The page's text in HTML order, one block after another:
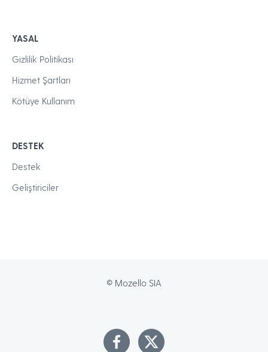
YASAL
Gizlilik Politikası
Hizmet Şartları
Kötüye Kullanım
DESTEK
Destek
Geliştiriciler
© Mozello SIA